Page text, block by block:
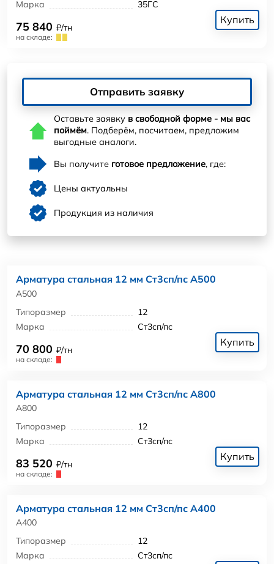
Марка 35ГС
75 840 ₽/тн
на складе:
Купить
Отправить заявку
Оставьте заявку в свободной форме - мы вас
поймём. Подберём, посчитаем, предложим
выгодные аналоги.
Вы получите готовое предложение, где:
Цены актуальны
Продукция из наличия
Арматура стальная 12 мм Ст3сп/пс А500
А500
Типоразмер
12
Марка
Ст3сп/пс
70 800 ₽/тн
на складе:
Купить
Арматура стальная 12 мм Ст3сп/пс А800
А800
Типоразмер
12
Марка
Ст3сп/пс
83 520 ₽/тн
на складе:
Купить
Арматура стальная 12 мм Ст3сп/пс А400
А400
Типоразмер
12
Марка
Ст3сп/пс